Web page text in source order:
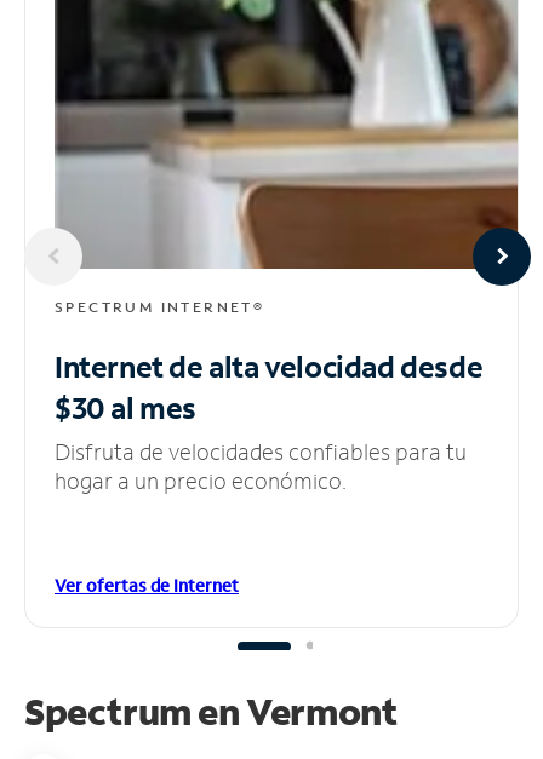
SPECTRUM INTERNET®
Internet de alta velocidaddesde
$30 al mes
Disfruta de velocidades confiables para tu
hogar a un precio económico.
Ver ofertas de Internet
Spectrum enVermont